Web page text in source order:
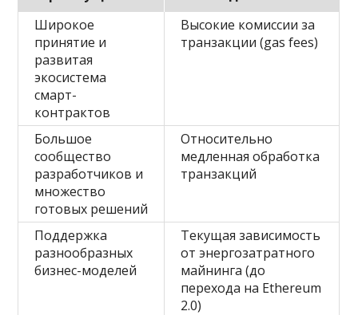
Широкое
принятие и
развитая
экосистема
смарт-
контрактов
Высокие комиссии за
транзакции (gas fees)
Большое
сообщество
разработчиков и
множество
готовых решений
Относительно
медленная обработка
транзакций
Поддержка
разнообразных
бизнес-моделей
Текущая зависимость
от энергозатратного
майнинга (до
перехода на Ethereum
2.0)